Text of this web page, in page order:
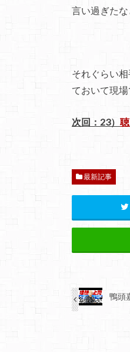
言い過ぎたな
それぐらい
ておいて現場
次回：23）
最新記事
鴨頭